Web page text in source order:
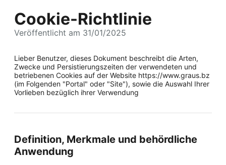
Cookie-Richtlinie
Veröffentlicht am 31/01/2025
Lieber Benutzer, dieses Dokument beschreibt die Arten,
Zwecke und Persistierungszeiten der verwendeten und
betriebenen Cookies auf der Website https://www.graus.bz
(im Folgenden "Portal" oder "Site"), sowie die Auswahl Ihrer
Vorlieben bezüglich ihrer Verwendung
Definition, Merkmale und behördliche
Anwendung